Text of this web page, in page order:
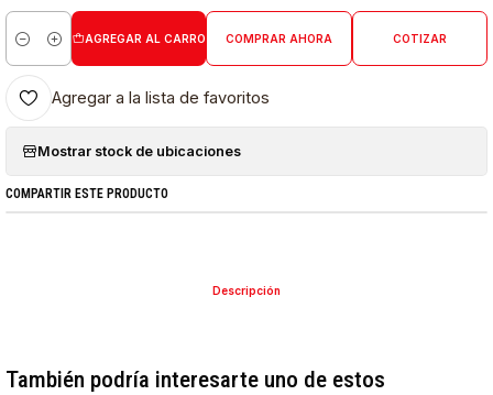
Cantidad
AGREGAR AL CARRO COMPRAR AHORA COTIZAR
Agregar a la lista de favoritos
Mostrar stock de ubicaciones
COMPARTIR ESTE PRODUCTO
Descripción
También podría interesarte uno de estos